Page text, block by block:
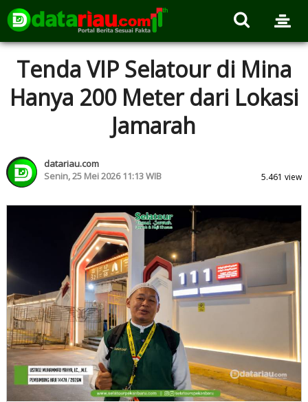
Tenda VIP Selatour di Mina
Hanya 200 Meter dari Lokasi
Jamarah
datariau.com
Senin, 25 Mei 2026 11:13 WIB
5.461 view